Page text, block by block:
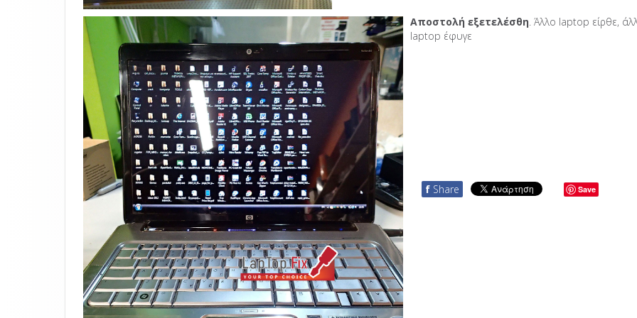
Αποστολή εξετελέσθη. Άλλο laptop είρθε,
laptop έφυγε
f Share Save